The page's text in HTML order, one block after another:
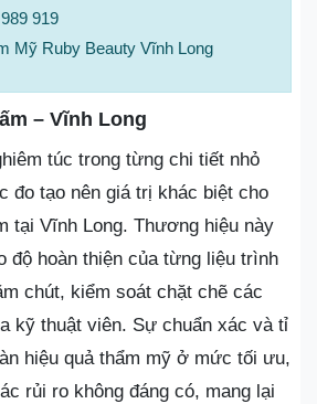
919
Mỹ Ruby Beauty Vĩnh Long
– Vĩnh Long
túc trong từng chi tiết nhỏ
đo tạo nên giá trị khác biệt cho
tại Vĩnh Long. Thương hiệu này
độ hoàn thiện của từng liệu trình
chút, kiểm soát chặt chẽ các
kỹ thuật viên. Sự chuẩn xác và tỉ
hiệu quả thẩm mỹ ở mức tối ưu,
rủi ro không đáng có, mang lại